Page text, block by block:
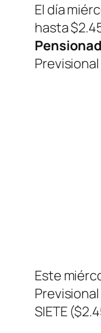
El día
hasta
Este
SIETE